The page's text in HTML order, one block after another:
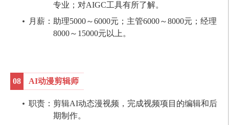
专业；对AIGC工具有所了解。
月薪：助理5000～6000元；主管6000～8000元；经理
8000～15000元以上。
08 AI动漫剪辑师
职责：剪辑AI动态漫视频，完成视频项目的编辑和后
期制作。